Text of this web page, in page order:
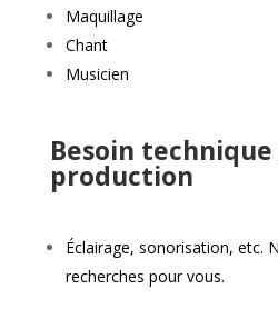
Maquillage
Chant
Musicien
Besoin
production
Éclairage, sonorisation, etc.
recherches pour vous.